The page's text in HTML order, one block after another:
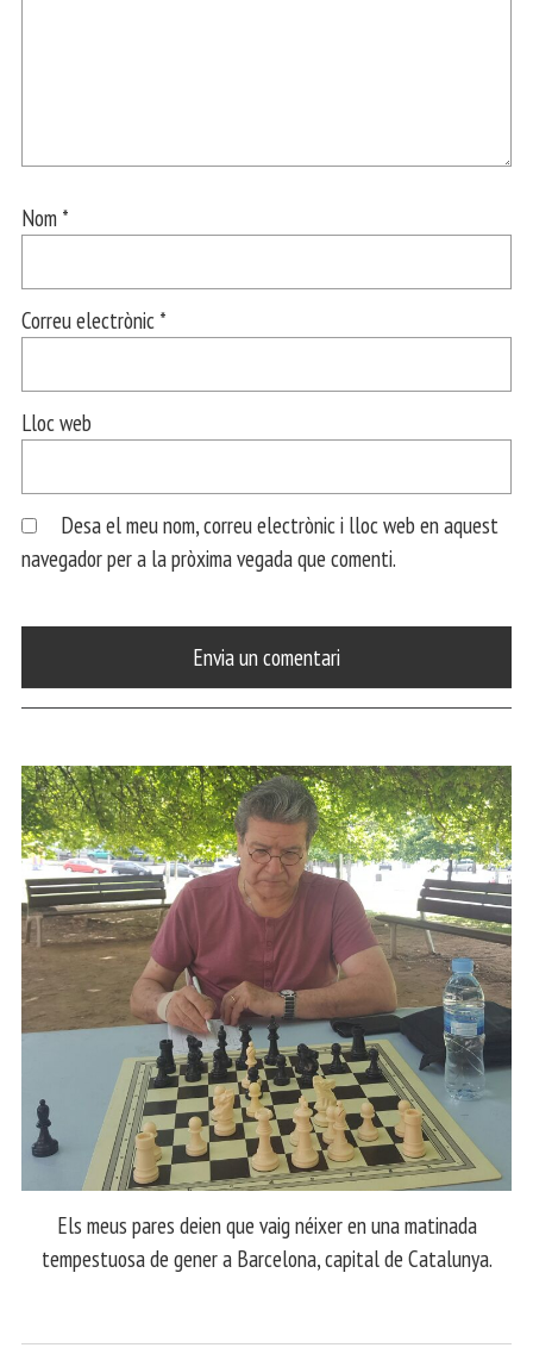
Nom *
Correu electrònic *
Lloc web
Desa el meu nom, correu electrònic i lloc web en aquest
navegador per a la pròxima vegada que comenti.
Els meus pares deien que vaig néixer en una matinada
tempestuosa de gener a Barcelona, capital de Catalunya.